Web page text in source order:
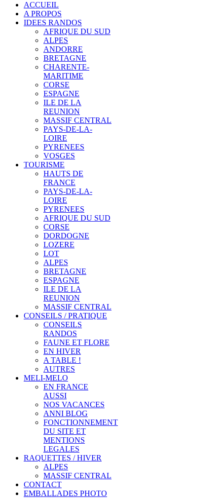
ACCUEIL
A PROPOS
IDEES RANDOS
AFRIQUE DU SUD
ALPES
ANDORRE
BRETAGNE
CHARENTE-
MARITIME
CORSE
ESPAGNE
ILE DE LA
REUNION
MASSIF CENTRAL
PAYS-DE-LA-
LOIRE
PYRENEES
VOSGES
TOURISME
HAUTS DE
FRANCE
PAYS-DE-LA-
LOIRE
PYRENEES
AFRIQUE DU SUD
CORSE
DORDOGNE
LOZERE
LOT
ALPES
BRETAGNE
ESPAGNE
ILE DE LA
REUNION
MASSIF CENTRAL
CONSEILS / PRATIQUE
CONSEILS
RANDOS
FAUNE ET FLORE
EN HIVER
A TABLE !
AUTRES
MELI-MELO
EN FRANCE
AUSSI
NOS VACANCES
ANNI BLOG
FONCTIONNEMENT
DU SITE ET
MENTIONS
LEGALES
RAQUETTES / HIVER
ALPES
MASSIF CENTRAL
CONTACT
EMBALLADES PHOTO